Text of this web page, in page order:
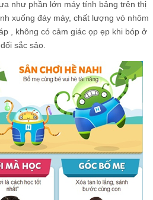
như phần lớn máy tính bảng trên thị
xuống đáy máy, chất lượng vỏ nhôm
, không có cảm giác ọp ẹp khi bóp ở
sắc sảo.